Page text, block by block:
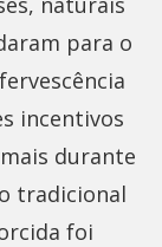
para o
incentivos
durante
tradicional
foi